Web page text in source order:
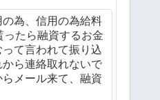
為、信用の為給料
たら融資するお金
て言われて振り込
ら連絡取れないで
メール来て、融資